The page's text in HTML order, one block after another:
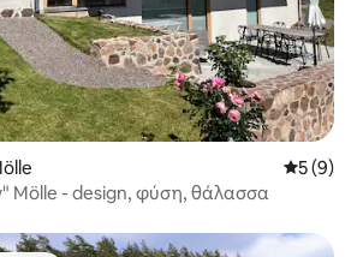
Μέση
5 (9)
Mölle - design, φύση, θάλασσα